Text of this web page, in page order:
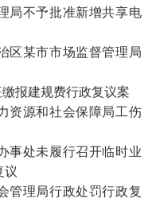
局不予批准新增共享电
区某市市场监督管理局
报建规费行政复议案
资源和社会保障局工伤
事处未履行召开临时业
议
管理局行政处罚行政复